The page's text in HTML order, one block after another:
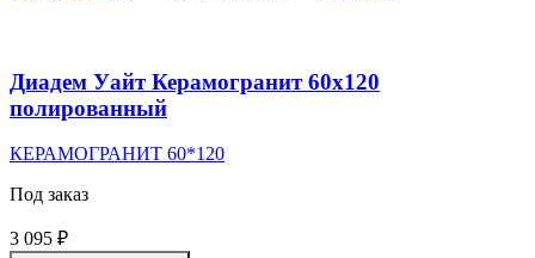
Диадем Уайт Керамогранит 60х120
полированный
КЕРАМОГРАНИТ 60*120
Под заказ
3 095 ₽